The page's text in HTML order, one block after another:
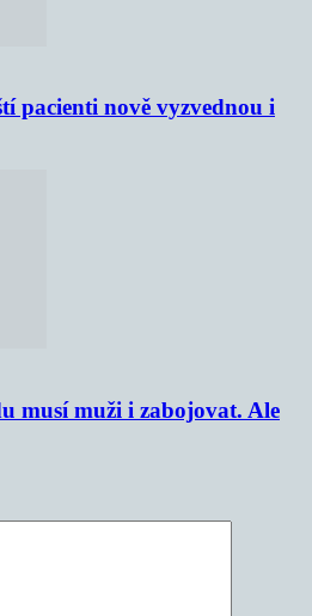
pacienti nově vyzvednou i
musí muži i zabojovat. Ale